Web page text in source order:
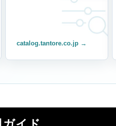
catalog.tantore.co.jp →